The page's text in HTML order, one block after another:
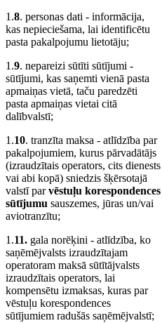
1.8. personas dati - informācija,
kas nepieciešama, lai identificētu
pasta pakalpojumu lietotāju;
1.9. nepareizi sūtīti sūtījumi -
sūtījumi, kas saņemti vienā pasta
apmaiņas vietā, taču paredzēti
pasta apmaiņas vietai citā
dalībvalstī;
1.10. tranzīta maksa - atlīdzība par
pakalpojumiem, kurus pārvadātājs
(izraudzītais operators, cits dienests
vai abi kopā) sniedzis šķērsotajā
valstī parvēstuļu korespondences
sūtījumu sauszemes, jūras un/vai
aviotranzītu;
1.11. gala norēķini - atlīdzība, ko
saņēmējvalsts izraudzītajam
operatoram maksā sūtītājvalsts
izraudzītais operators, lai
kompensētu izmaksas, kuras par
vēstuļu korespondences
sūtījumiem radušās saņēmējvalstī;